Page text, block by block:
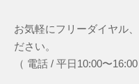
お気軽にフリーダイヤル
ださい。
（ 電話 / 平日10:00〜